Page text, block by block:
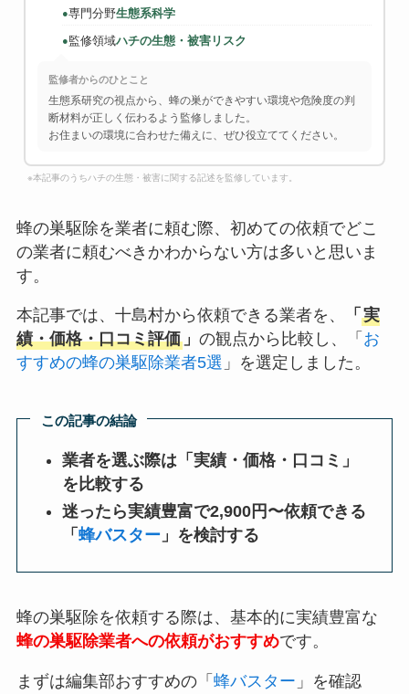
●専門分野生態系科学
●監修領域ハチの生態・被害リスク
監修者からのひとこと
生態系研究の視点から、蜂の巣ができやすい環境や危険度の判
断材料が正しく伝わるよう監修しました。
お住まいの環境に合わせた備えに、ぜひ役立ててください。
※本記事のうちハチの生態・被害に関する記述を監修しています。
蜂の巣駆除を業者に頼む際、初めての依頼でどこ
の業者に頼むべきかわからない方は多いと思いま
す。
本記事では、十島村から依頼できる業者を、 「 実
績・価格・口コミ評価」 の観点から比較し、「 お
すすめの蜂の巣駆除業者5選 」を選定しました。
この記事の結論
業者を選ぶ際は「実績・価格・口コミ」
を比較する
迷ったら実績豊富で2,900円〜依頼できる
「蜂バスター 」を検討する
蜂の巣駆除を依頼する際は、基本的に実績豊富な
蜂の巣駆除業者への依頼がおすすめです。
まずは編集部おすすめの「 蜂バスター 」を確認